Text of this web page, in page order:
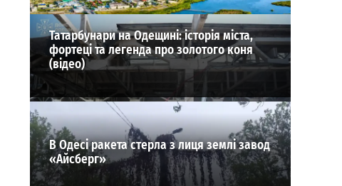
Татарбунари на Одещині: історія міста,
фортеці та легенда про золотого коня
(відео)
В Одесі ракета стерла з лиця землі завод
«Айсберг»